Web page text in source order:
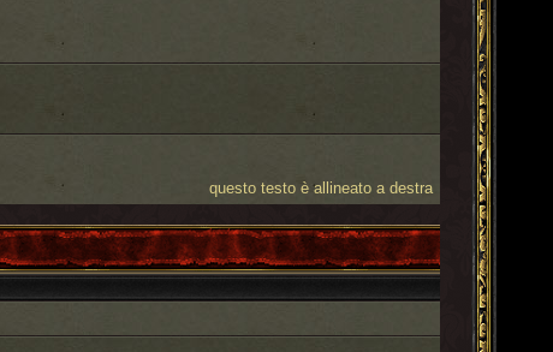
questo testo è allineato a destra